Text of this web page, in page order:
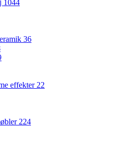
1044
36
effekter22
224